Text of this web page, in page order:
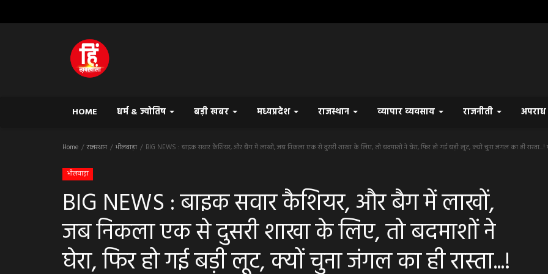
HOME धर्म & ज्योतिष बड़ी खबर मध्यप्रदेश राजस्थान व्यापार व्यवसाय राजनीती अपराध
Home राजस्थान भीलवाड़ा BIG NEWS : बाइक सवार कैशियर, और बैग में लाखों, जब निकला एक से दुसरी शाखा के लिए, तो बदमाशों ने घेरा, फिर हो गई बड़ी लूट, क्यों चुना जंगल का ही रास्ता...!
भीलवाड़ा
BIG NEWS : बाइक सवार कैशियर, और बैग में लाखों,
जब निकला एक से दुसरी शाखा के लिए, तो बदमाशों ने
घेरा, फिर हो गई बड़ी लूट, क्यों चुना जंगल का ही रास्ता...!